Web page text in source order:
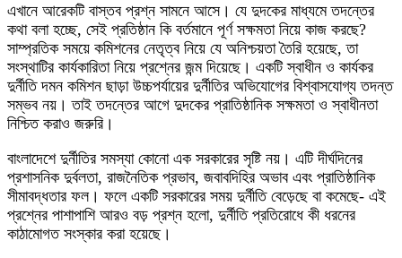
এখানে আরেকটি বাস্তব প্রশ্ন সামনে আসে। যে দুদকের মাধ্যমে তদন্তের
কথা বলা হচ্ছে, সেই প্রতিষ্ঠান কি বর্তমানে পূর্ণ সক্ষমতা নিয়ে কাজ করছে?
সাম্প্রতিক সময়ে কমিশনের নেতৃত্ব নিয়ে যে অনিশ্চয়তা তৈরি হয়েছে, তা
সংস্থাটির কার্যকারিতা নিয়ে প্রশ্নের জন্ম দিয়েছে। একটি স্বাধীন ও কার্যকর
দুর্নীতি দমন কমিশন ছাড়া উচ্চপর্যায়ের দুর্নীতির অভিযোগের বিশ্বাসযোগ্য তদন্ত
সম্ভব নয়। তাই তদন্তের আগে দুদকের প্রাতিষ্ঠানিক সক্ষমতা ও স্বাধীনতা
নিশ্চিত করাও জরুরি।
বাংলাদেশে দুর্নীতির সমস্যা কোনো এক সরকারের সৃষ্টি নয়। এটি দীর্ঘদিনের
প্রশাসনিক দুর্বলতা, রাজনৈতিক প্রভাব, জবাবদিহির অভাব এবং প্রাতিষ্ঠানিক
সীমাবদ্ধতার ফল। ফলে একটি সরকারের সময় দুর্নীতি বেড়েছে বা কমেছে- এই
প্রশ্নের পাশাপাশি আরও বড় প্রশ্ন হলো, দুর্নীতি প্রতিরোধে কী ধরনের
কাঠামোগত সংস্কার করা হয়েছে।